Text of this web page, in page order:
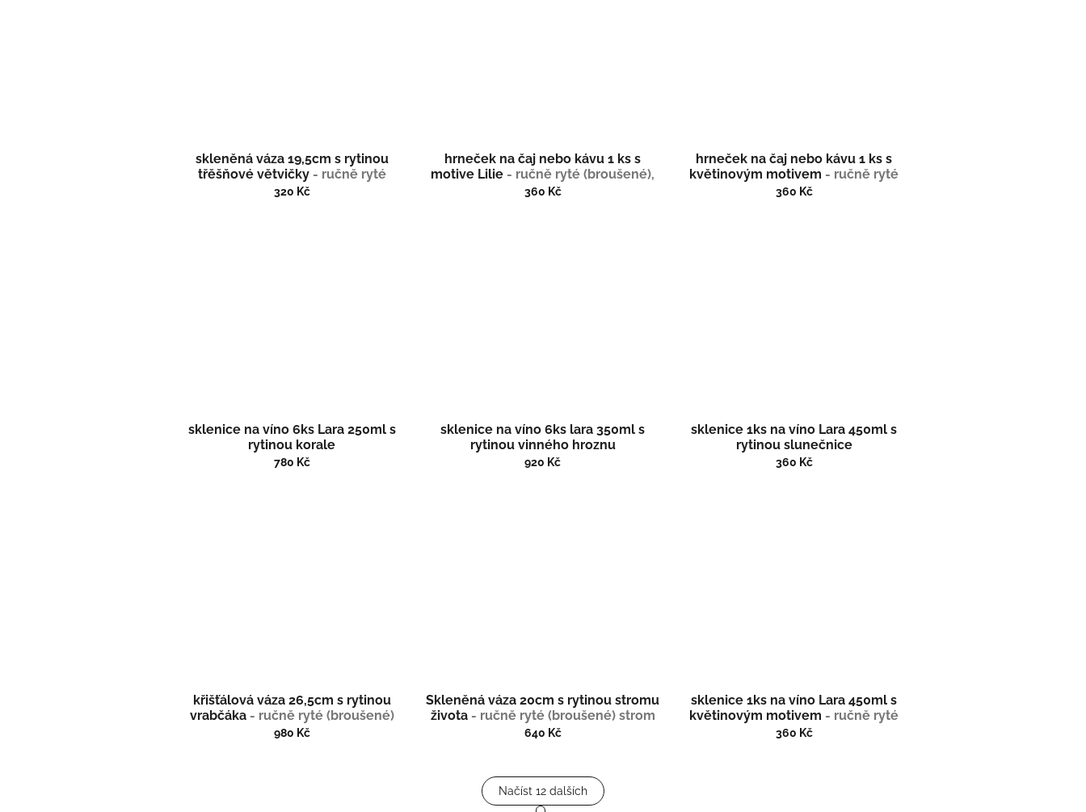
skleněná váza 19,5cm s rytinou
třěšňové větvičky - ručně ryté
(broušené), dárek pro ženu
320 Kč
hrneček na čaj nebo kávu 1 ks s
motive Lilie - ručně ryté (broušené),
dárková krabička
360 Kč
hrneček na čaj nebo kávu 1 ks s
květinovým motivem - ručně ryté
(broušené), dárková krabička
360 Kč
sklenice na víno 6ks Lara 250ml s
rytinou korale
780 Kč
sklenice na víno 6ks lara 350ml s
rytinou vinného hroznu
920 Kč
sklenice 1ks na víno Lara 450ml s
rytinou slunečnice
360 Kč
křišťálová váza 26,5cm s rytinou
vrabčáka - ručně ryté (broušené)
980 Kč
Skleněná váza 20cm s rytinou stromu
života - ručně ryté (broušené) strom
života
640 Kč
sklenice 1ks na víno Lara 450ml s
květinovým motivem - ručně ryté
(broušené) dárková krabička
360 Kč
Načíst 12 dalších